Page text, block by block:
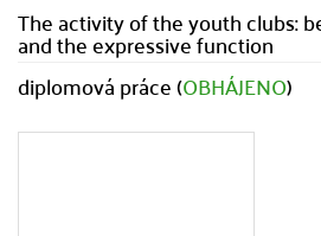
The activity of the youth clubs:
and the expressive function
diplomová práce (OBHÁJENO)